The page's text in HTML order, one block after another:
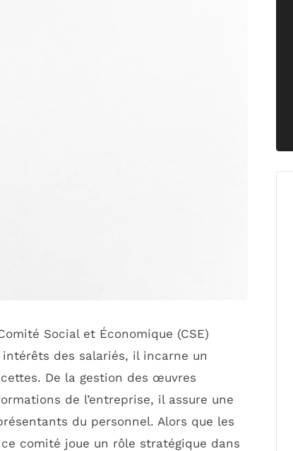
Social et Économique (CSE)
des salariés, il incarne un
De la gestion des œuvres
de l’entreprise, il assure une
du personnel. Alors que les
comité joue un rôle stratégique dans